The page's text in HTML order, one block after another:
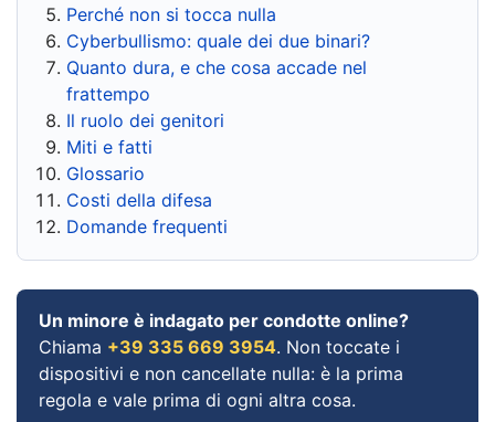
Perché non si tocca nulla
Cyberbullismo: quale dei due binari?
Quanto dura, e che cosa accade nel
frattempo
Il ruolo dei genitori
Miti e fatti
Glossario
Costi della difesa
Domande frequenti
Un minore è indagato per condotte online?
Chiama +39 335 669 3954. Non toccate i
dispositivi e non cancellate nulla: è la prima
regola e vale prima di ogni altra cosa.